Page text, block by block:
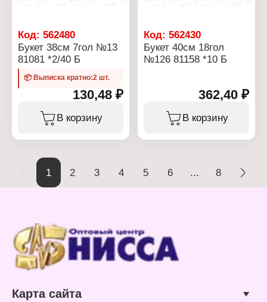
Код: 562480
Букет 38см 7гол №13
81081 *2/40 Б
📦 Выписка кратно:2 шт.
130,48 ₽
В корзину
Код:562430
Букет 40см 18гол
№126 81158 *10 Б
362,40 ₽
В корзину
1 2 3 4 5 6 ... 8
Карта сайта